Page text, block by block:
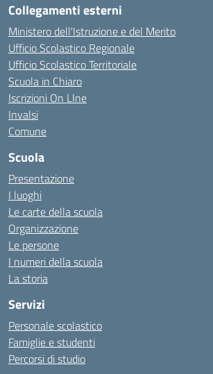
Collegamenti esterni
Ministero dell'Istruzione e del Merito
Ufficio Scolastico Regionale
Ufficio Scolastico Territoriale
Scuola in Chiaro
Iscrizioni On LIne
Invalsi
Comune
Scuola
Presentazione
I luoghi
Le carte della scuola
Organizzazione
Le persone
I numeri della scuola
La storia
Servizi
Personale scolastico
Famiglie e studenti
Percorsi di studio